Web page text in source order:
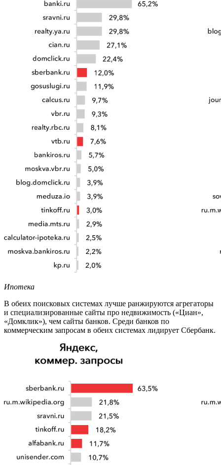
Ипотека
В обеих поисковых системах лучше ранжируются агрегаторы
и специализированные сайты про недвижимость («Циан»,
«Домклик»), чем сайты банков. Среди банков по
коммерческим запросам в обеих системах лидирует Сбербанк.